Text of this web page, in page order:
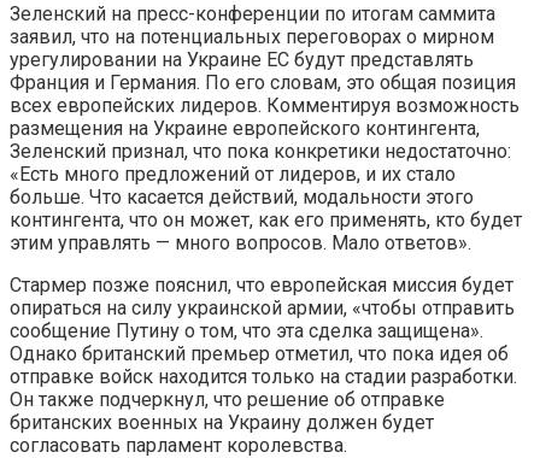
Зеленский на пресс-конференции по итогам саммита
заявил, что на потенциальных переговорах о мирном
урегулировании на Украине ЕС будут представлять
Франция и Германия. По его словам, это общая позиция
всех европейских лидеров. Комментируя возможность
размещения на Украине европейского контингента,
Зеленский признал, что пока конкретики недостаточно:
«Есть много предложений от лидеров, и их стало
больше. Что касается действий, модальности этого
контингента, что он может, как его применять, кто будет
этим управлять — много вопросов. Мало ответов».
Стармер позже пояснил, что европейская миссия будет
опираться на силу украинской армии, «чтобы отправить
сообщение Путину о том, что эта сделка защищена».
Однако британский премьер отметил, что пока идея об
отправке войск находится только на стадии разработки.
Он также подчеркнул, что решение об отправке
британских военных на Украину должен будет
согласовать парламент королевства.